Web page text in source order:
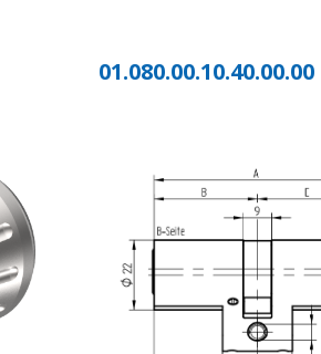
01.080.00.10.40.00.00